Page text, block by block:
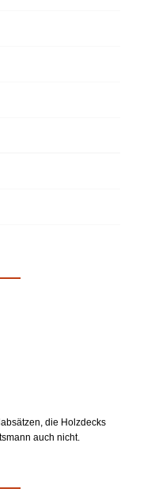
die Holzdecks
auch nicht.